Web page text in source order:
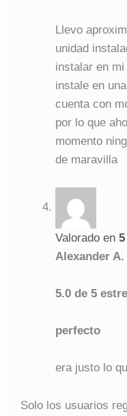
Llevo
unidad
instalar en
instale en
cuenta con
por lo que
momento
de maravilla
Valorado en 5
Alexander A.
5.0 de 5
perfecto
era justo lo
Solo los usuarios